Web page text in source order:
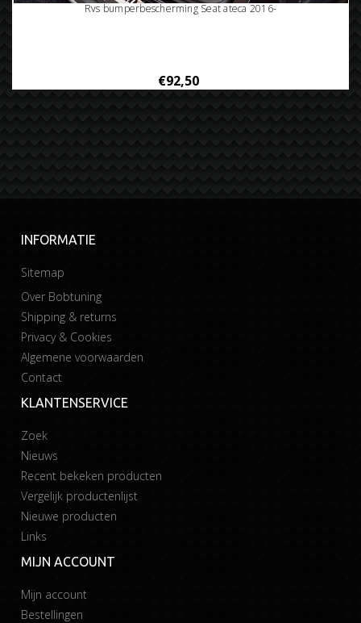
Rvs bumperbescherming Seat ateca 2016-
€92,50
INFORMATIE
Sitemap
Over Bobtuning
Shipping & returns
Privacy & Cookies
Algemene voorwaarden
Contact
KLANTENSERVICE
Zoek
Nieuws
Recent bekeken producten
Vergelijk productenlijst
Nieuwe producten
Links
MIJN ACCOUNT
Mijn account
Bestellingen